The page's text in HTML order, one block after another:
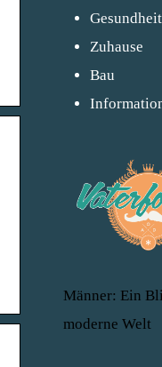
Gesundheit
Zuhause
Bau
Männer: Ein
moderne Welt